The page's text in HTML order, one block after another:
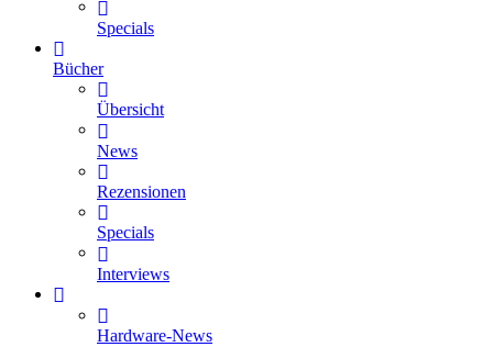
Specials
Bücher
Übersicht
News
Rezensionen
Specials
Interviews
Hardware-News